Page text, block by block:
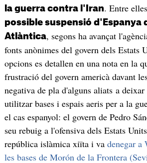
la guerra contra l'Iran. Entre
possible suspensió d'Espanya
Atlàntica, segons ha avançat
fonts anònimes del govern dels Estats
opcions es detallen en una nota en la
frustració del govern americà davant
negativa de pla d'alguns aliats a
utilitzar bases i espais aeris per a la
el cas espanyol: el govern de Pedro
seu rebuig a l'ofensiva dels Estats
república islàmica xiïta i va denegar a
les bases de Morón de la Frontera